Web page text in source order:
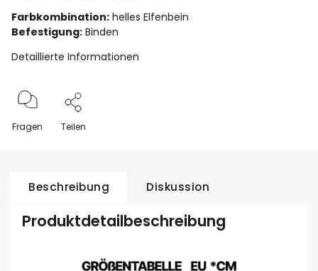
Farbkombination: helles Elfenbein
Befestigung: Binden
Detaillierte Informationen
Fragen Teilen
Beschreibung Diskussion
Produktdetailbeschreibung